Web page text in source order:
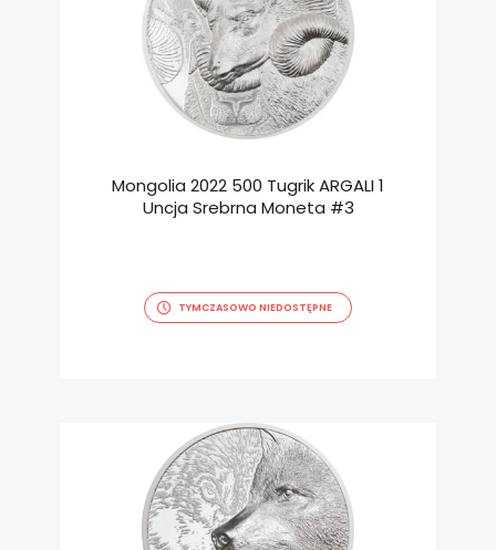
Mongolia 2022 500 Tugrik ARGALI 1
Uncja Srebrna Moneta #3
TYMCZASOWO NIEDOSTĘPNE